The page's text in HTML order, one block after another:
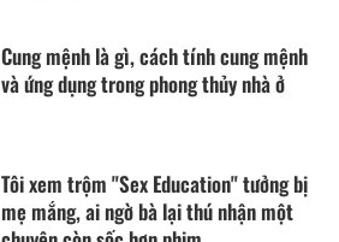
Cung mệnh là gì, cách tính cung mệnh
và ứng dụng trong phong thủy nhà ở
Tôi xem trộm "Sex Education" tưởng bị
mẹ mắng, ai ngờ bà lại thú nhận một